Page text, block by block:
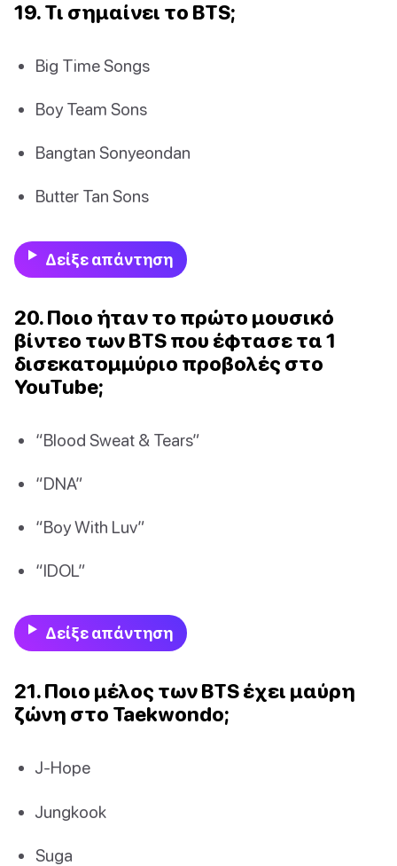
19. Τι σημαίνει το BTS;
Big Time Songs
Boy Team Sons
Bangtan Sonyeondan
Butter Tan Sons
Δείξε απάντηση
20. Ποιο ήταν το πρώτο μουσικό
βίντεο των BTS που έφτασε τα 1
δισεκατομμύριο προβολές στο
YouTube;
“Blood Sweat & Tears”
“DNA”
“Boy With Luv”
“IDOL”
Δείξε απάντηση
21. Ποιο μέλος των BTS έχει μαύρη
ζώνη στο Taekwondo;
J-Hope
Jungkook
Suga